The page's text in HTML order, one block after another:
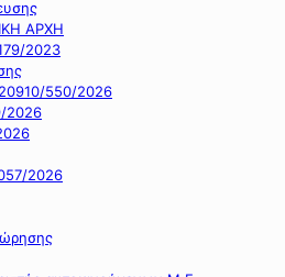
ΑΡΧΗ
2023
550/2026
2026
2026